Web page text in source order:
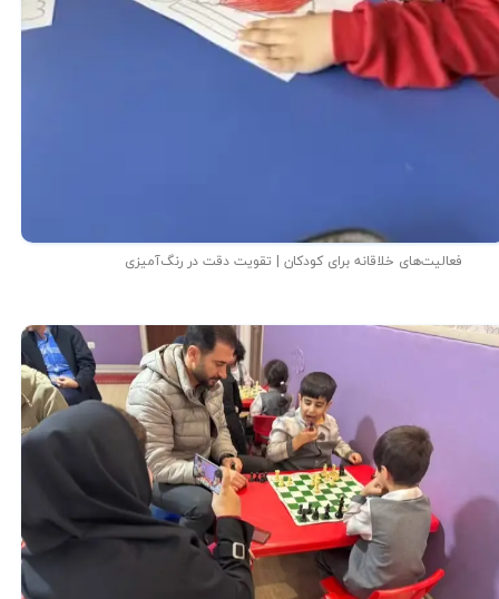
فعالیت‌های خلاقانه برای کودکان | تقویت دقت در رنگ‌آمیزی